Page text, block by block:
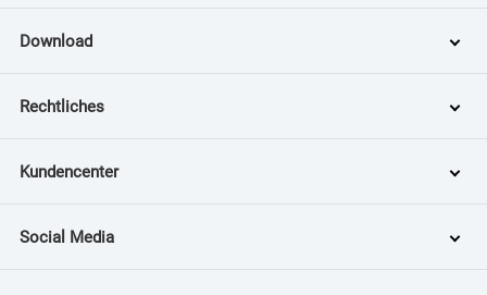
Download
Rechtliches
Kundencenter
Social Media